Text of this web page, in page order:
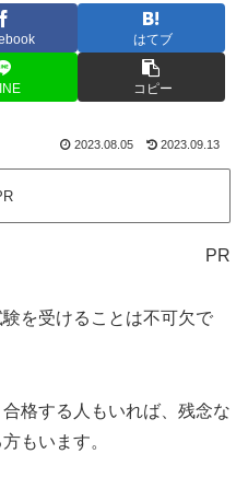
はてブ
コピー
2023.08.05 2023.09.13
PR
を受けることは不可欠で
格する人もいれば、残念な
もいます。